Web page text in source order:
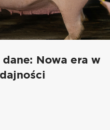
Nowa era w